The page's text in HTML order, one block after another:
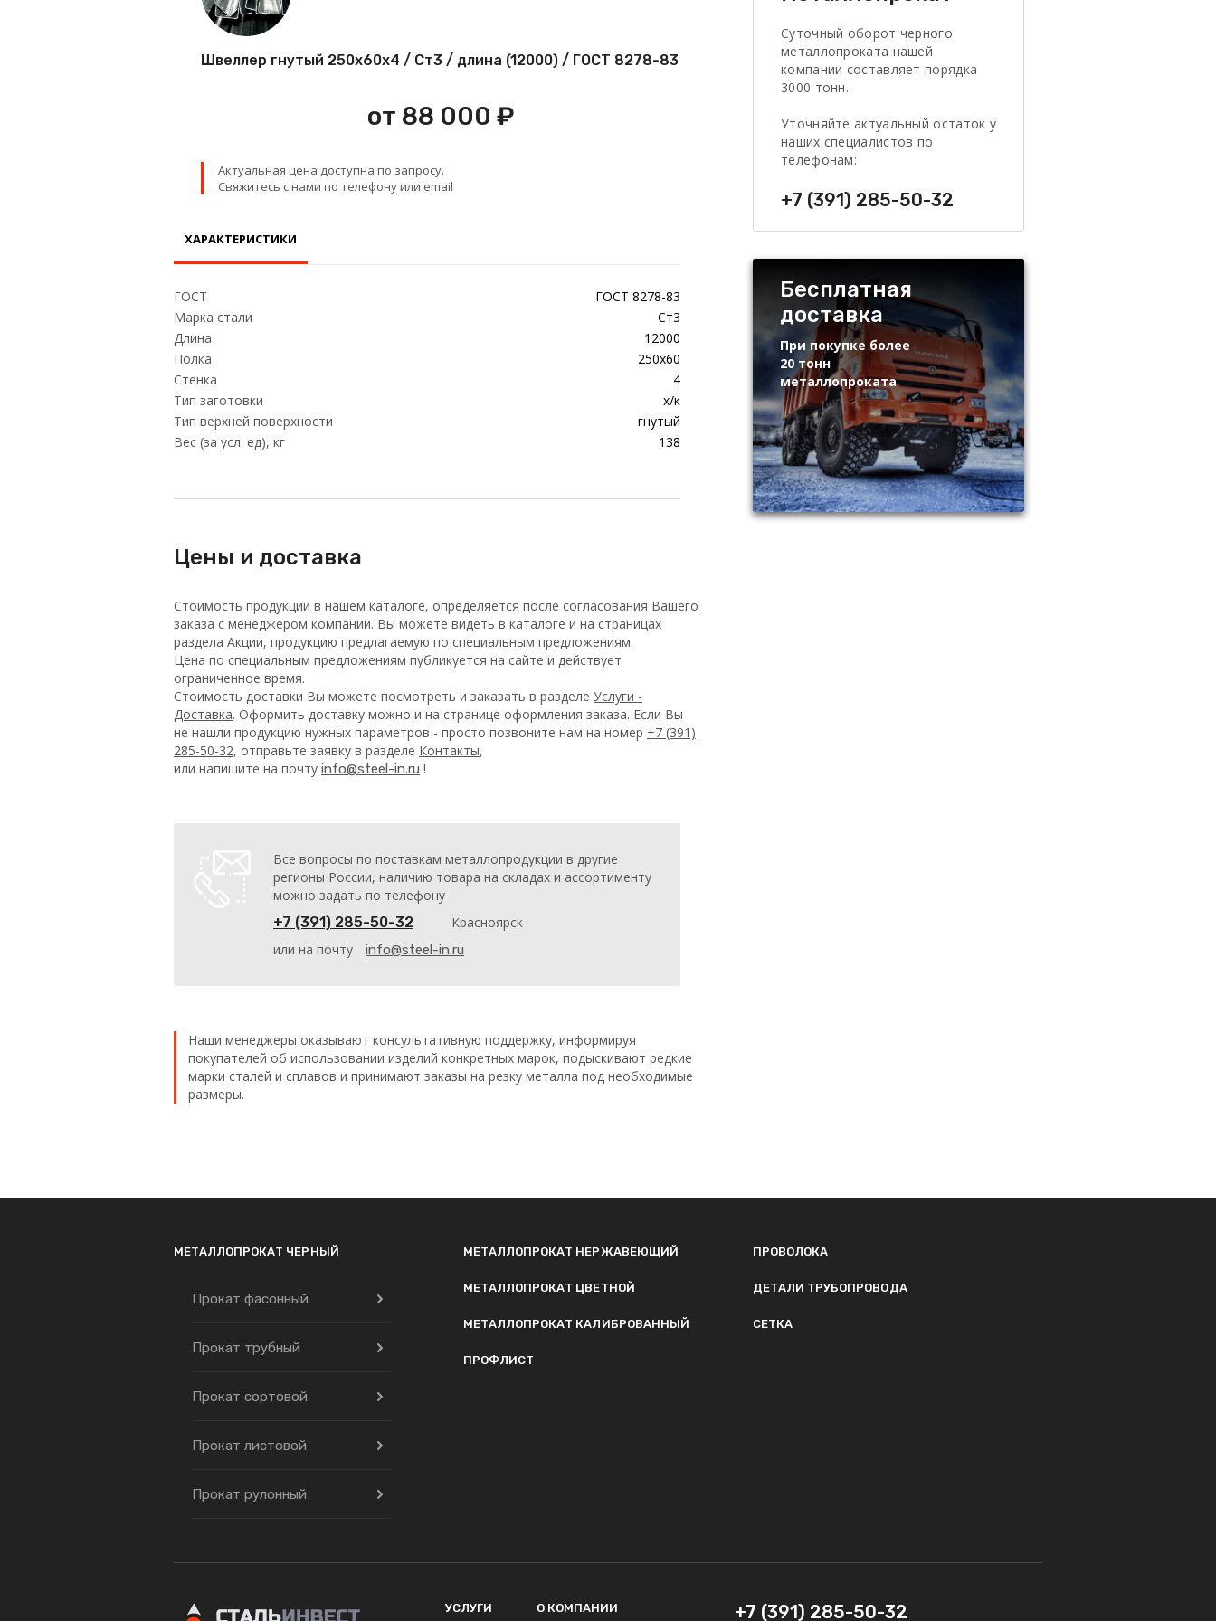
Проволока
Швеллер гнутый 250х60х4 / Ст3 / длина (12000) / ГОСТ 8278-83
от 88 000 ₽
Актуальная цена доступна по запросу.
Свяжитесь с нами по телефону или email
ХАРАКТЕРИСТИКИ
ГОСТ
ГОСТ 8278-83
Марка стали
Ст3
Длина
12000
Полка
250х60
Стенка
4
Тип заготовки
х/к
Тип верхней поверхности
гнутый
Вес (за усл. ед), кг
138
Цены и доставка
Стоимость продукции в нашем каталоге, определяется после согласования Вашего
заказа с менеджером компании. Вы можете видеть в каталоге и на страницах
раздела Акции, продукцию предлагаемую по специальным предложениям.
Цена по специальным предложениям публикуется на сайте и действует
ограниченное время.
Стоимость доставки Вы можете посмотреть и заказать в разделе Услуги -
Доставка. Оформить доставку можно и на странице оформления заказа. Если Вы
не нашли продукцию нужных параметров - просто позвоните нам на номер +7 (391)
285-50-32, отправьте заявку в разделе Контакты,
или напишите на почту info@steel-in.ru !
Все вопросы по поставкам металлопродукции в другие
регионы России, наличию товара на складах и ассортименту
можно задать по телефону
+7 (391) 285-50-32
Красноярск
или на почту
info@steel-in.ru
Наши менеджеры оказывают консультативную поддержку, информируя
покупателей об использовании изделий конкретных марок, подыскивают редкие
марки сталей и сплавов и принимают заказы на резку металла под необходимые
размеры.
Суточный оборот черного
металлопроката нашей
компании составляет порядка
3000 тонн.
Уточняйте актуальный остаток у
наших специалистов по
телефонам:
+7 (391) 285-50-32
Бесплатная
доставка
При покупке более
20 тонн
металлопроката
МЕТАЛЛОПРОКАТ ЧЕРНЫЙ
Прокат фасонный
Прокат трубный
Прокат сортовой
Прокат листовой
Прокат рулонный
МЕТАЛЛОПРОКАТ НЕРЖАВЕЮЩИЙ
МЕТАЛЛОПРОКАТ ЦВЕТНОЙ
МЕТАЛЛОПРОКАТ КАЛИБРОВАННЫЙ
ПРОФЛИСТ
ПРОВОЛОКА
ДЕТАЛИ ТРУБОПРОВОДА
СЕТКА
УСЛУГИ О КОМПАНИИ +7 (391) 285-50-32